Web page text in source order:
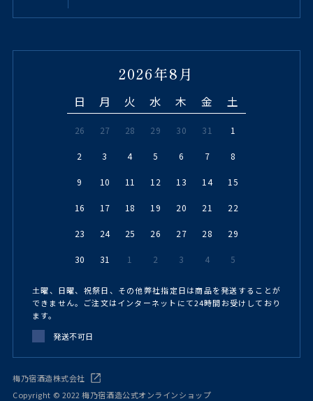
2026年8月
日 月 火 水 木 金 土
26 27 28 29 30 31 1
2 3 4 5 6 7 8
9 10 11 12 13 14 15
16 17 18 19 20 21 22
23 24 25 26 27 28 29
30 31 1 2 3 4 5
土曜、日曜、祝祭日、その他弊社指定日は商品を発送することが
できません。ご注文はインターネットにて24時間お受けしており
ます。
発送不可日
梅乃宿酒造株式会社
Copyright © 2022 梅乃宿酒造公式オンラインショップ